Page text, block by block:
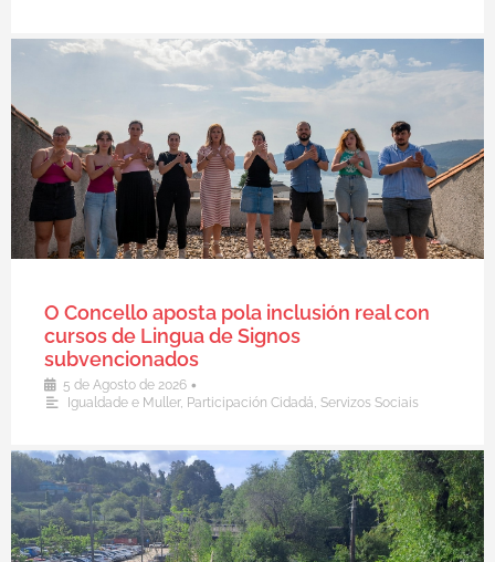
O Concello aposta pola inclusión real con
cursos de Lingua de Signos
subvencionados
5 de Agosto de 2026 •
Igualdade e Muller, Participación Cidadá, Servizos Sociais